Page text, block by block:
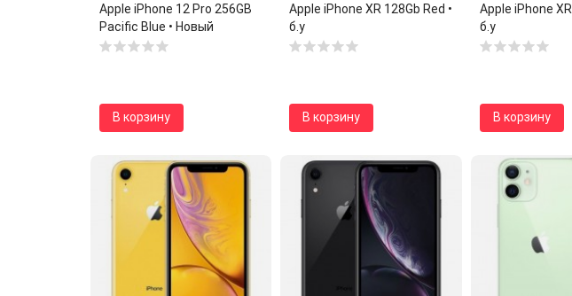
Apple iPhone 12 Pro 256GB
Pacific Blue • Новый
В корзину
Apple iPhone XR 128Gb Red •
б.у
В корзину
Apple iPhone
б.у
В корзину